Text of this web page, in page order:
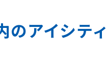
アイシテ